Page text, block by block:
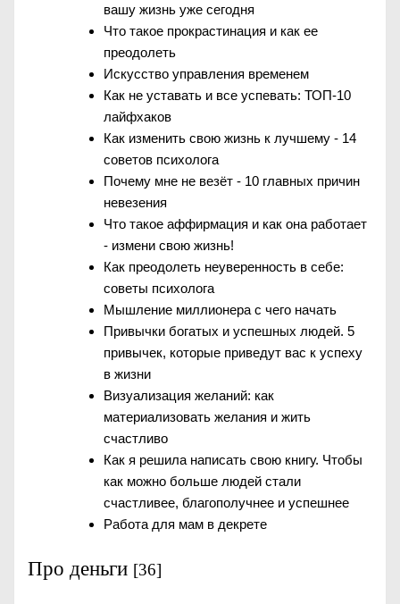
вашу жизнь уже сегодня
Что такое прокрастинация и как ее
преодолеть
Искусство управления временем
Как не уставать и все успевать: ТОП-10
лайфхаков
Как изменить свою жизнь к лучшему - 14
советов психолога
Почему мне не везёт - 10 главных причин
невезения
Что такое аффирмация и как она работает
- измени свою жизнь!
Как преодолеть неуверенность в себе:
советы психолога
Мышление миллионера с чего начать
Привычки богатых и успешных людей. 5
привычек, которые приведут вас к успеху
в жизни
Визуализация желаний: как
материализовать желания и жить
счастливо
Как я решила написать свою книгу. Чтобы
как можно больше людей стали
счастливее, благополучнее и успешнее
Работа для мам в декрете
Про деньги [36]